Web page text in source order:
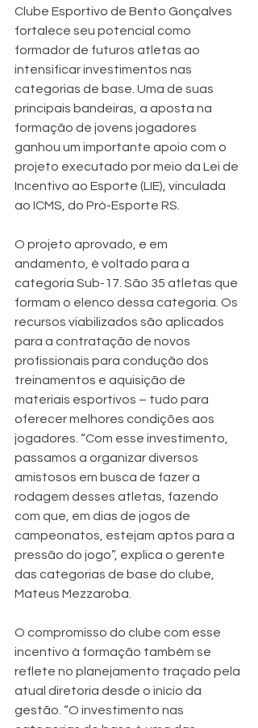
Clube Esportivo de Bento Gonçalves
fortalece seu potencial como
formador de futuros atletas ao
intensificar investimentos nas
categorias de base. Uma de suas
principais bandeiras, a aposta na
formação de jovens jogadores
ganhou um importante apoio com o
projeto executado por meio da Lei de
Incentivo ao Esporte (LIE), vinculada
ao ICMS, do Pró-Esporte RS.
O projeto aprovado, e em
andamento, é voltado para a
categoria Sub-17. São 35 atletas que
formam o elenco dessa categoria. Os
recursos viabilizados são aplicados
para a contratação de novos
profissionais para condução dos
treinamentos e aquisição de
materiais esportivos – tudo para
oferecer melhores condições aos
jogadores. “Com esse investimento,
passamos a organizar diversos
amistosos em busca de fazer a
rodagem desses atletas, fazendo
com que, em dias de jogos de
campeonatos, estejam aptos para a
pressão do jogo”, explica o gerente
das categorias de base do clube,
Mateus Mezzaroba.
O compromisso do clube com esse
incentivo à formação também se
reflete no planejamento traçado pela
atual diretoria desde o início da
gestão. “O investimento nas